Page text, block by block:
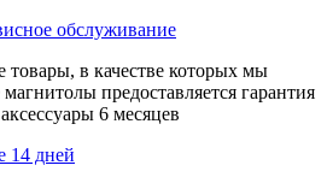
обслуживание
товары, в качестве которых мы
предоставляется гарантия
6 месяцев
14 дней